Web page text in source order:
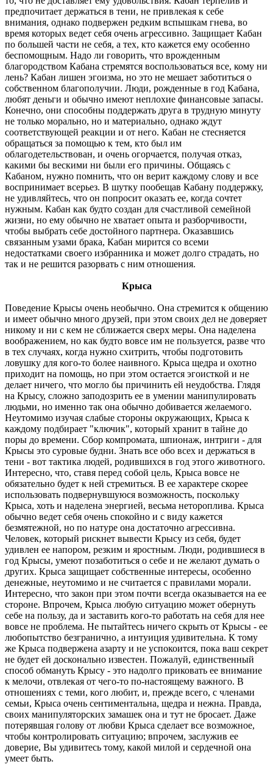
предпочитает держаться в тени, не привлекая к себе
внимания, однако подвержен редким вспышкам гнева, во
время которых ведет себя очень агрессивно. Защищает Кабан
по большей части не себя, а тех, кто кажется ему особенно
беспомощным. Надо ли говорить, что врожденным
благородством Кабана стремятся воспользоваться все, кому ни
лень? Кабан лишен эгоизма, но это не мешает заботиться о
собственном благополучии. Люди, рожденные в год Кабана,
любят деньги и обычно имеют неплохие финансовые запасы.
Конечно, они способны поддержать друга в трудную минуту
не только морально, но и материально, однако ждут
соответствующей реакции и от него. Кабан не стесняется
обращаться за помощью к тем, кто был им
облагодетельствован, и очень огорчается, получая отказ,
какими бы вескими ни были его причины. Общаясь с
Кабаном, нужно помнить, что он верит каждому слову и все
воспринимает всерьез. В шутку пообещав Кабану поддержку,
не удивляйтесь, что он попросит оказать ее, когда сочтет
нужным. Кабан как будто создан для счастливой семейной
жизни, но ему обычно не хватает опыта и разборчивости,
чтобы выбрать себе достойного партнера. Оказавшись
связанным узами брака, Кабан мирится со всеми
недостатками своего избранника и может долго страдать, но
так и не решится разорвать с ним отношения.
Крыса
Поведение Крысы очень необычно. Она стремится к общению
и имеет обычно много друзей, при этом своих дел не доверяет
никому и ни с кем не сближается сверх меры. Она наделена
воображением, но как будто вовсе им не пользуется, разве что
в тех случаях, когда нужно схитрить, чтобы подготовить
ловушку для кого-то более наивного. Крыса щедра и охотно
приходит на помощь, но при этом остается эгоисткой и не
делает ничего, что могло бы причинить ей неудобства. Глядя
на Крысу, сложно заподозрить ее в умении манипулировать
людьми, но именно так она обычно добивается желаемого.
Неутомимо изучая слабые стороны окружающих, Крыса к
каждому подбирает "ключик", который хранит в тайне до
поры до времени. Сбор компромата, шпионаж, интриги - для
Крысы это суровые будни. Знать все обо всех и держаться в
тени - вот тактика людей, родившихся в год этого животного.
Интересно, что, ставя перед собой цель, Крыса вовсе не
обязательно будет к ней стремиться. В ее характере скорее
использовать подвернувшуюся возможность, поскольку
Крыса, хоть и наделена энергией, весьма нетороплива. Крыса
обычно ведет себя очень спокойно и с виду кажется
безмятежной, но по натуре она достаточно агрессивна.
Человек, который рискнет вывести Крысу из себя, будет
удивлен ее напором, резким и яростным. Люди, родившиеся в
год Крысы, умеют позаботиться о себе и не желают думать о
других. Крыса защищает собственные интересы, особенно
денежные, неутомимо и не считается с правилами морали.
Интересно, что закон при этом почти всегда оказывается на ее
стороне. Впрочем, Крыса любую ситуацию может обернуть
себе на пользу, да и заставить кого-то работать на себя для нее
вовсе не проблема. Не пытайтесь ничего скрыть от Крысы - ее
любопытство безгранично, а интуиция удивительна. К тому
же Крыса подвержена азарту и не успокоится, пока ваш секрет
не будет ей досконально известен. Пожалуй, единственный
способ обмануть Крысу - это надолго приковать ее внимание
к мелочи, отвлекая от чего-то по-настоящему важного. В
отношениях с теми, кого любит, и, прежде всего, с членами
семьи, Крыса очень сентиментальна, щедра и нежна. Правда,
своих манипуляторских замашек она и тут не бросает. Даже
потерявшая голову от любви Крыса сделает все возможное,
чтобы контролировать ситуацию; впрочем, заслужив ее
доверие, Вы удивитесь тому, какой милой и сердечной она
умеет быть.